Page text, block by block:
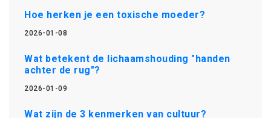
Hoe herken je een toxische moeder?
2026-01-08
Wat betekent de lichaamshouding "handen
achter de rug"?
2026-01-09
Wat zijn de 3 kenmerken van cultuur?